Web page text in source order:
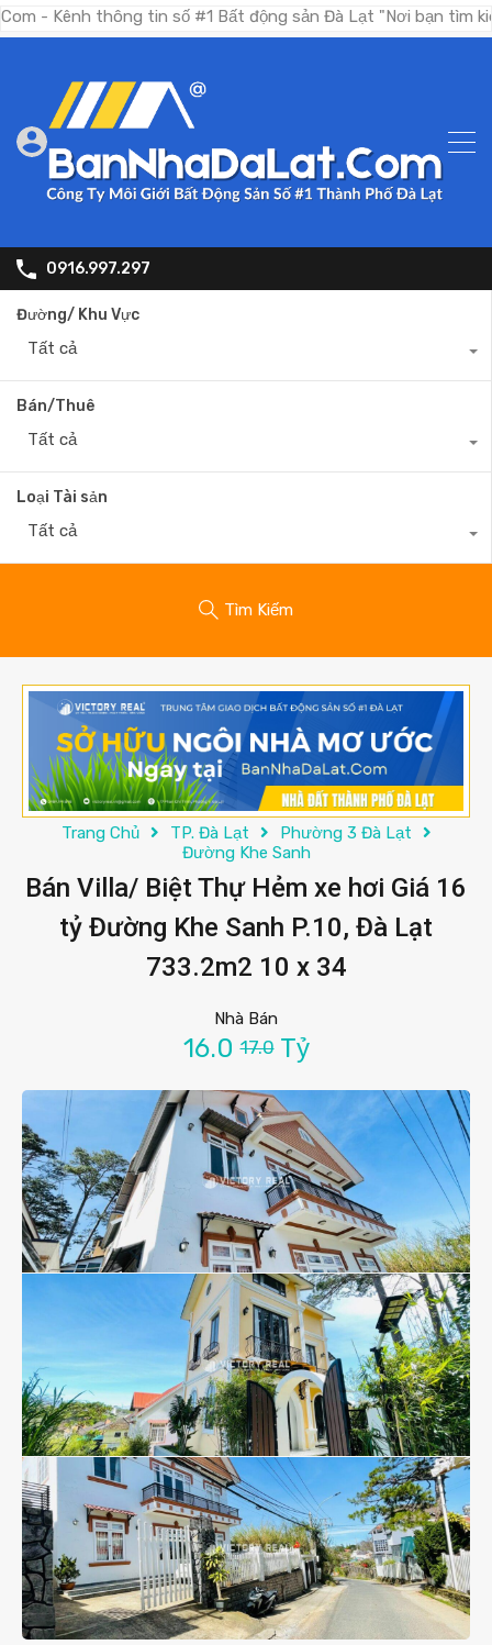
thông tin số #1 Bất động sản Đà Lạt "Nơi bạn tìm kiếm
0916.997.297
Đường/ Khu Vực
Tất cả
Bán/Thuê
Tất cả
Loại Tài sản
Tất cả
Tìm Kiếm
Trang Chủ TP. Đà Lạt
Phường 3 Đà Lạt
Đường Khe Sanh
Bán Villa/ Biệt Thự Hẻm xe hơi Giá 16
tỷ Đường Khe Sanh P.10, Đà Lạt
733.2m2 10 x 34
Nhà Bán
16.0 17.0Tỷ